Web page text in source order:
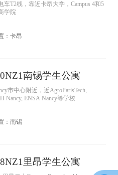
车T2线，靠近卡昂大学，Campus 4和5
学院
：卡昂
南锡学生公寓
市中心附近，近AgroParisTech,
Nancy, ENSA Nancy等学校
：南锡
里昂学生公寓